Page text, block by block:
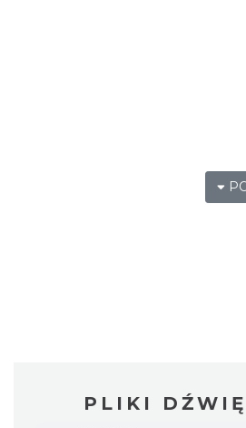
PLIKI